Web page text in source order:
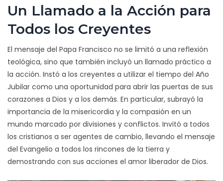
Un Llamado a la Acción para
Todos los Creyentes
El mensaje del Papa Francisco no se limitó a una reflexión
teológica, sino que también incluyó un llamado práctico a
la acción. Instó a los creyentes a utilizar el tiempo del Año
Jubilar como una oportunidad para abrir las puertas de sus
corazones a Dios y a los demás. En particular, subrayó la
importancia de la misericordia y la compasión en un
mundo marcado por divisiones y conflictos. Invitó a todos
los cristianos a ser agentes de cambio, llevando el mensaje
del Evangelio a todos los rincones de la tierra y
demostrando con sus acciones el amor liberador de Dios.